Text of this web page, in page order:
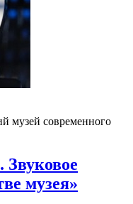
музей современного
музея»